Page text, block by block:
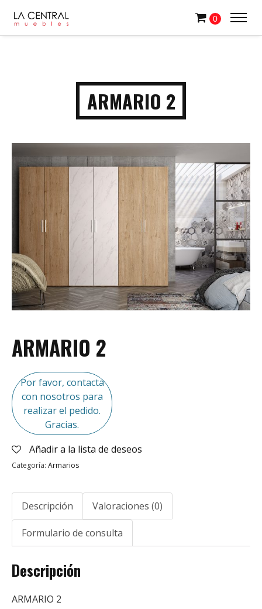
0
ARMARIO 2
ARMARIO 2
Por favor, contacta
con nosotros para
realizar el pedido.
Gracias.
Añadir a la lista de deseos
Categoría: Armarios
Descripción Valoraciones (0)
Formulario de consulta
Descripción
ARMARIO 2